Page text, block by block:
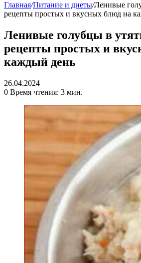
Главная/Питание и диеты/Ленивые
рецепты простых и вкусных блюд на
Ленивые голубцы в
рецепты простых и
каждый день
26.04.2024
0 Время чтения: 3 мин.